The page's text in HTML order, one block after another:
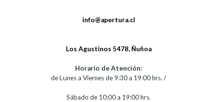
info@apertura.cl
Los Agustinos 5478, Ñuñoa
Horario de Atención:
de Lunes a Viernes de 9:30 a 19:00 hrs. /
Sábado de 10:00 a 19:00 hrs.